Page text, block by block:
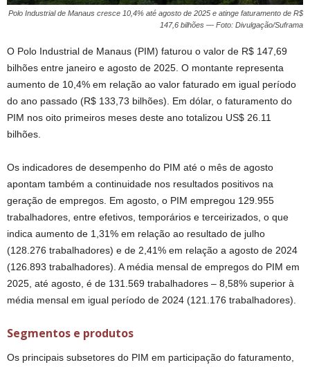
Polo Industrial de Manaus cresce 10,4% até agosto de 2025 e atinge faturamento de R$
147,6 bilhões — Foto: Divulgação/Suframa
O Polo Industrial de Manaus (PIM) faturou o valor de R$ 147,69
bilhões entre janeiro e agosto de 2025. O montante representa
aumento de 10,4% em relação ao valor faturado em igual período
do ano passado (R$ 133,73 bilhões). Em dólar, o faturamento do
PIM nos oito primeiros meses deste ano totalizou US$ 26.11
bilhões.
Os indicadores de desempenho do PIM até o mês de agosto
apontam também a continuidade nos resultados positivos na
geração de empregos. Em agosto, o PIM empregou 129.955
trabalhadores, entre efetivos, temporários e terceirizados, o que
indica aumento de 1,31% em relação ao resultado de julho
(128.276 trabalhadores) e de 2,41% em relação a agosto de 2024
(126.893 trabalhadores). A média mensal de empregos do PIM em
2025, até agosto, é de 131.569 trabalhadores – 8,58% superior à
média mensal em igual período de 2024 (121.176 trabalhadores).
Segmentos e produtos
Os principais subsetores do PIM em participação do faturamento,